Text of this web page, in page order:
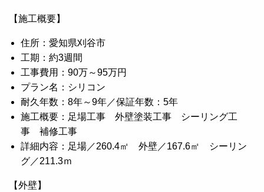
【施工概要】
住所：愛知県刈谷市
工期：約3週間
工事費用：90万～95万円
プラン名：シリコン
耐久年数：8年～9年／保証年数：5年
施工概要：足場工事 外壁塗装工事 シーリング工
事 補修工事
詳細内容：足場／260.4㎡ 外壁／167.6㎡ シーリン
グ／211.3ｍ
【外壁】